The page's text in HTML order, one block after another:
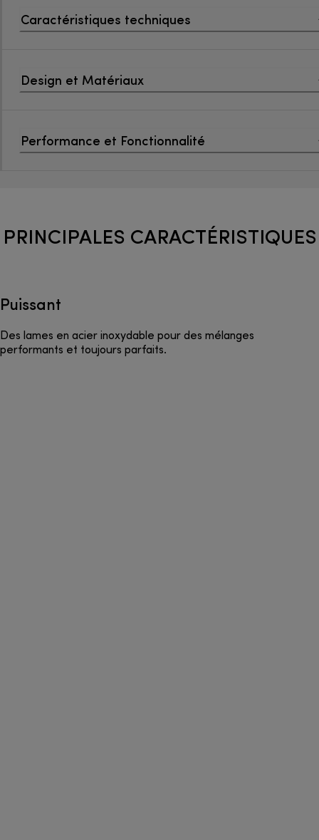
Caractéristiques techniques
Design et Matériaux
Performance et Fonctionnalité
PRINCIPALES CARACTÉRISTIQUES
Puissant
Des lames en acier inoxydable pour des mélanges
performants et toujours parfaits.